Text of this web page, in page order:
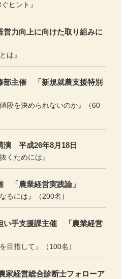
ヒント』
営力向上に向けた取り組みに
は』
部主催 「新規就農支援特別
段を決められないのか』（60
演 平成26年8月18日
くためには』
「農業経営実践論」
るには』（200名）
い手支援課主催 「農業経営
目指して』（100名）
経営総合診断士フォローア